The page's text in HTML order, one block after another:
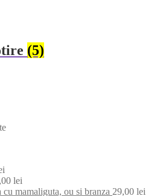
(5)
lei
mamaliguta, ou si branza 29,00 lei